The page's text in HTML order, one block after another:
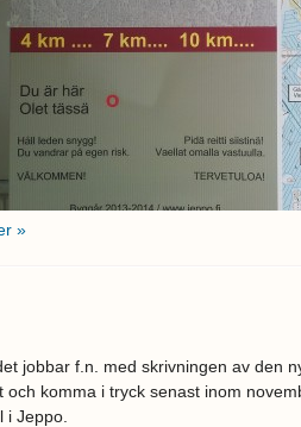
»
jobbar f.n. med skrivningen av den
och komma i tryck senast inom
i Jeppo.